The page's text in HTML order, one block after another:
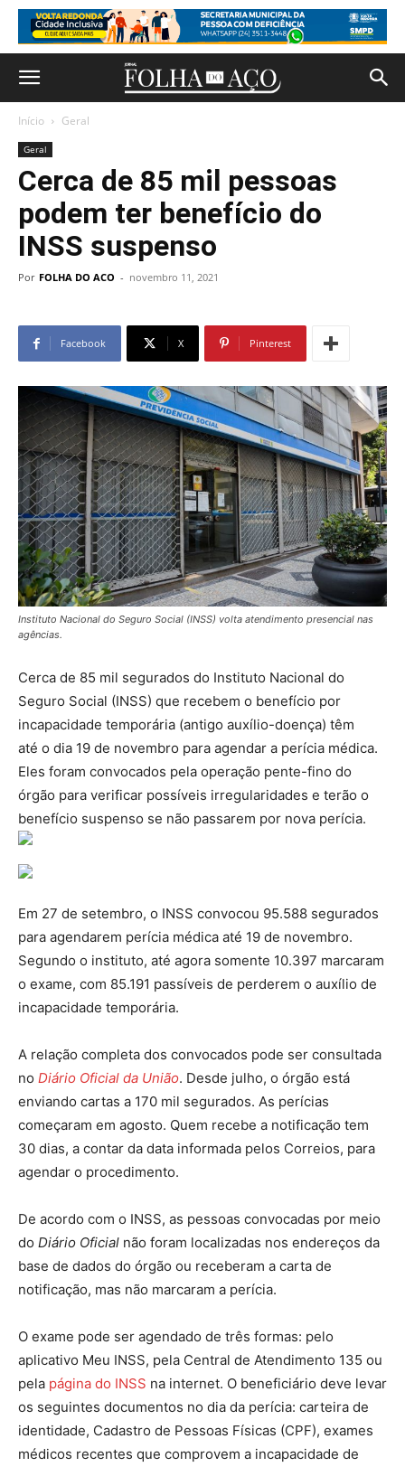
Início Geral
Geral
Cerca de 85 mil pessoas
podem ter benefício do
INSS suspenso
Por FOLHA DO ACO - novembro 11, 2021
Facebook X Pinterest
Instituto Nacional do Seguro Social (INSS) volta atendimento presencial nas
agências.
Cerca de 85 mil segurados do Instituto Nacional do
Seguro Social (INSS) que recebem o benefício por
incapacidade temporária (antigo auxílio-doença) têm
até o dia 19 de novembro para agendar a perícia médica.
Eles foram convocados pela operação pente-fino do
órgão para verificar possíveis irregularidades e terão o
benefício suspenso se não passarem por nova perícia.
Em 27 de setembro, o INSS convocou 95.588 segurados
para agendarem perícia médica até 19 de novembro.
Segundo o instituto, até agora somente 10.397 marcaram
o exame, com 85.191 passíveis de perderem o auxílio de
incapacidade temporária.
A relação completa dos convocados pode ser consultada
no Diário Oficial da União. Desde julho, o órgão está
enviando cartas a 170 mil segurados. As perícias
começaram em agosto. Quem recebe a notificação tem
30 dias, a contar da data informada pelos Correios, para
agendar o procedimento.
De acordo com o INSS, as pessoas convocadas por meio
do Diário Oficial não foram localizadas nos endereços da
base de dados do órgão ou receberam a carta de
notificação, mas não marcaram a perícia.
O exame pode ser agendado de três formas: pelo
aplicativo Meu INSS, pela Central de Atendimento 135 ou
pela página do INSS na internet. O beneficiário deve levar
os seguintes documentos no dia da perícia: carteira de
identidade, Cadastro de Pessoas Físicas (CPF), exames
médicos recentes que comprovem a incapacidade de